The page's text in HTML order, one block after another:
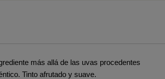
más allá de las uvas procedentes
Tinto afrutado y suave.